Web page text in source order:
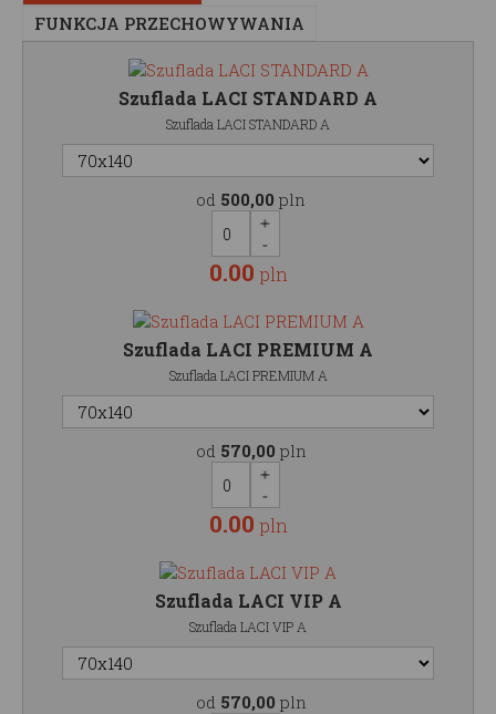
FUNKCJA PRZECHOWYWANIA
Szuflada LACI STANDARD A
Szuflada LACI STANDARD A
od 500,00 pln
0.00 pln
Szuflada LACI PREMIUM A
Szuflada LACI PREMIUM A
od 570,00 pln
0.00 pln
Szuflada LACI VIP A
Szuflada LACI VIP A
od 570,00 pln